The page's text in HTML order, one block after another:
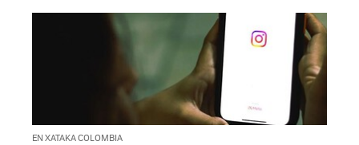
EN XATAKA COLOMBIA